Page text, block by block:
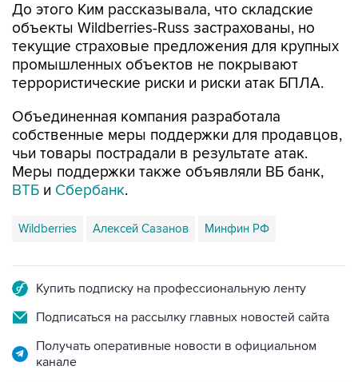
До этого Ким рассказывала, что складские
объекты Wildberries-Russ застрахованы, но
текущие страховые предложения для крупных
промышленных объектов не покрывают
террористические риски и риски атак БПЛА.
Объединенная компания разработала
собственные меры поддержки для продавцов,
чьи товары пострадали в результате атак.
Меры поддержки также объявляли ВБ банк,
ВТБ и Сбербанк.
Wildberries Алексей Сазанов Минфин РФ
Купить подписку на профессиональную ленту
Подписаться на рассылку главных новостей сайта
Получать оперативные новости в официальном
канале